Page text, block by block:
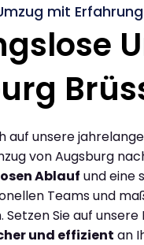
mit Erfahrung
auf unsere
von Augsburg
Ablauf und eine
Teams und
Setzen Sie auf
und effizient an